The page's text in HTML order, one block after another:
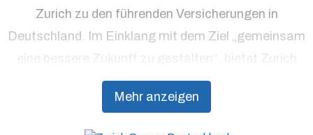
Mehr anzeigen
Zurich zu den führenden Versicherungen in
Deutschland. Im Einklang mit dem Ziel „gemeinsam
eine bessere Zukunft zu gestalten“, bietet Zurich
Präventionsdienstleistungen an, die über traditionelle
Versicherungsprodukte hinausgehen, um Kunden